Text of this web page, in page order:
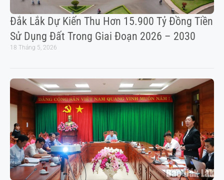
Đắk Lắk Dự Kiến Thu Hơn 15.900 Tỷ Đồng Tiền
Sử Dụng Đất Trong Giai Đoạn 2026 – 2030
18 Tháng 5, 2026